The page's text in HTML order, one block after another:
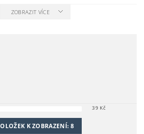
ZOBRAZIT VÍCE
39Kč
K ZOBRAZENÍ: 8